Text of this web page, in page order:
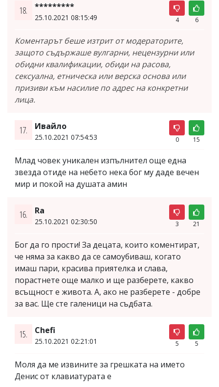
18. *********
25.10.2021 08:15:49 4 6
Коментарът беше изтрит от модераторите,
защото съдържаше вулгарни, нецензурни или
обидни квалификации, обиди на расова,
сексуална, етническа или верска основа или
призиви към насилие по адрес на конкретни
лица.
17. Ивайло
25.10.2021 07:54:53 0 15
Млад човек уникален изпълнител още една
звезда отиде на небето нека бог му даде вечен
мир и покой на душата амин
16. Ra
25.10.2021 02:30:50 3 21
Бог да го прости! За децата, които коментират,
че няма за какво да се самоубиваш, когато
имаш пари, красива приятелка и слава,
порастнете още малко и ще разберете, какво
всъщност е живота. А, ако не разберете - добре
за вас. Ще сте галеници на съдбата.
15. Chefi
25.10.2021 02:21:01 5 5
Моля да ме извините за грешката на името
Денис от клавиатурата е